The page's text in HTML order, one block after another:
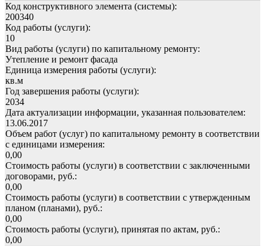
Код конструктивного элемента (системы):
200340
Код работы (услуги):
10
Вид работы (услуги) по капитальному ремонту:
Утепление и ремонт фасада
Единица измерения работы (услуги):
кв.м
Год завершения работы (услуги):
2034
Дата актуализации информации, указанная пользователем:
13.06.2017
Объем работ (услуг) по капитальному ремонту в соответствии
с единицами измерения:
0,00
Стоимость работы (услуги) в соответствии с заключенными
договорами, руб.:
0,00
Стоимость работы (услуги) в соответствии с утвержденным
планом (планами), руб.:
0,00
Стоимость работы (услуги), принятая по актам, руб.:
0,00